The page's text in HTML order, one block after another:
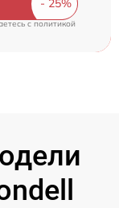
cполитикой